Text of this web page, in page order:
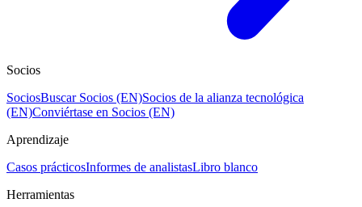
Socios
SociosBuscar Socios (EN)Socios de la alianza tecnológica
(EN)Conviértase en Socios (EN)
Aprendizaje
Casos prácticosInformes de analistasLibro blanco
Herramientas